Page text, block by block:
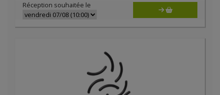
Réception souhaitée le